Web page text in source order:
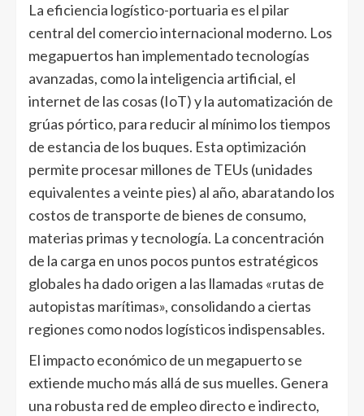
La eficiencia logístico-portuaria es el pilar
central del comercio internacional moderno. Los
megapuertos han implementado tecnologías
avanzadas, como la inteligencia artificial, el
internet de las cosas (IoT) y la automatización de
grúas pórtico, para reducir al mínimo los tiempos
de estancia de los buques. Esta optimización
permite procesar millones de TEUs (unidades
equivalentes a veinte pies) al año, abaratando los
costos de transporte de bienes de consumo,
materias primas y tecnología. La concentración
de la carga en unos pocos puntos estratégicos
globales ha dado origen a las llamadas «rutas de
autopistas marítimas», consolidando a ciertas
regiones como nodos logísticos indispensables.
El impacto económico de un megapuerto se
extiende mucho más allá de sus muelles. Genera
una robusta red de empleo directo e indirecto,